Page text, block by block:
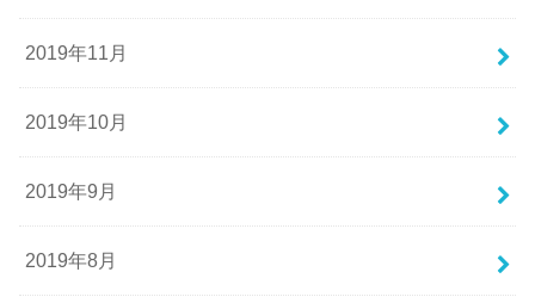
2019年11月
2019年10月
2019年9月
2019年8月